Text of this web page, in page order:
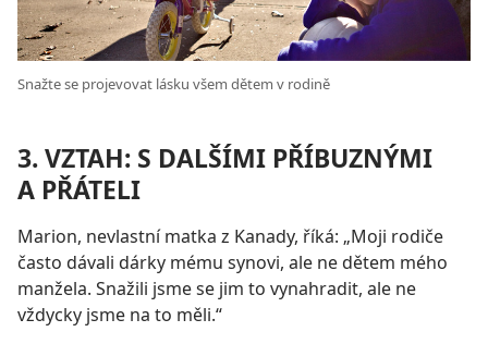
Snažte se projevovat lásku všem dětem v rodině
3. VZTAH: S DALŠÍMI PŘÍBUZNÝMI
A PŘÁTELI
Marion, nevlastní matka z Kanady, říká: „Moji rodiče
často dávali dárky mému synovi, ale ne dětem mého
manžela. Snažili jsme se jim to vynahradit, ale ne
vždycky jsme na to měli.“